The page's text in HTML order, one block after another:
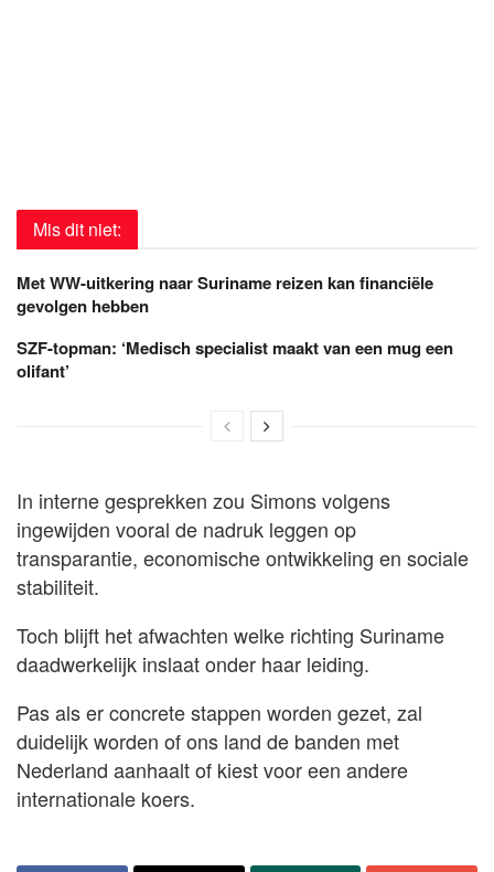
Mis dit niet:
Met WW-uitkering naar Suriname reizen kan financiële
gevolgen hebben
SZF-topman: ‘Medisch specialist maakt van een mug een
olifant’
In interne gesprekken zou Simons volgens
ingewijden vooral de nadruk leggen op
transparantie, economische ontwikkeling en sociale
stabiliteit.
Toch blijft het afwachten welke richting Suriname
daadwerkelijk inslaat onder haar leiding.
Pas als er concrete stappen worden gezet, zal
duidelijk worden of ons land de banden met
Nederland aanhaalt of kiest voor een andere
internationale koers.